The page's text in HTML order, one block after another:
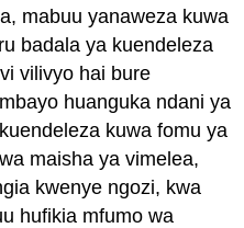
mabuu yanaweza kuwa
badala ya kuendeleza
vilivyo hai bure
huanguka ndani ya
kuwa fomu ya
maisha ya vimelea,
kwenye ngozi, kwa
hufikia mfumo wa